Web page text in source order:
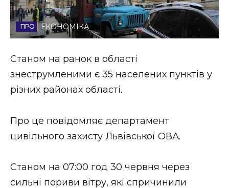
Стиль життя
Втрачений Ужгород
Втрачений Ужгород (відеоверсія)
ЕКОНОМІКА
Станом на ранок в області
знеструмленими є 35 населених пунктів у
різних районах області.
Про це повідомляє департамент
цивільного захисту Львівської ОВА.
Станом на 07:00 год 30 червня через
сильні пориви вітру, які спричинили